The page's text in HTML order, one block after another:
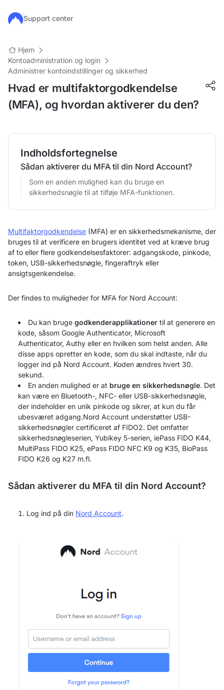
Gå til hovedindhold
Support center
Hjem
Kontoadministration og login
Administrer kontoindstillinger og sikkerhed
Hvad er multifaktorgodkendelse
(MFA), og hvordan aktiverer du den?
Indholdsfortegnelse
Sådan aktiverer du MFA til din Nord Account?
Som en anden mulighed kan du bruge en
sikkerhedsnøgle til at tilføje MFA-funktionen.
Multifaktorgodkendelse (MFA) er en sikkerhedsmekanisme, der
bruges til at verificere en brugers identitet ved at kræve brug
af to eller flere godkendelsesfaktorer: adgangskode, pinkode,
token, USB-sikkerhedsnøgle, fingeraftryk eller
ansigtsgenkendelse.
Der findes to muligheder for MFA for Nord Account:
Du kan bruge godkenderapplikationer til at generere en
kode, såsom Google Authenticator, Microsoft
Authenticator, Authy eller en hvilken som helst anden. Alle
disse apps opretter en kode, som du skal indtaste, når du
logger ind på Nord Account. Koden ændres hvert 30.
sekund.
En anden mulighed er at bruge en sikkerhedsnøgle. Det
kan være en Bluetooth-, NFC- eller USB-sikkerhedsnøgle,
der indeholder en unik pinkode og sikrer, at kun du får
ubesværet adgang.Nord Account understøtter USB-
sikkerhedsnøgler certificeret af FIDO2. Det omfatter
sikkerhedsnøgleserien, Yubikey 5-serien, iePass FIDO K44,
MultiPass FIDO K25, ePass FIDO NFC K9 og K35, BioPass
FIDO K26 og K27 m.fl.
Sådan aktiverer du MFA til din Nord Account?
Log ind på din Nord Account.